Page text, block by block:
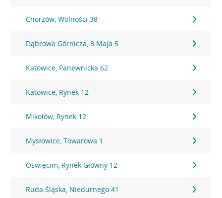
Chorzów, Wolności 38
Dąbrowa Górnicza, 3 Maja 5
Katowice, Panewnicka 62
Katowice, Rynek 12
Mikołów, Rynek 12
Mysłowice, Towarowa 1
Oświęcim, Rynek Główny 12
Ruda Śląska, Niedurnego 41